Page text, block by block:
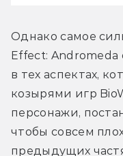
Однако самое
Effect: Andromeda
в тех аспектах,
козырями игр
персонажи,
чтобы совсем
предыдущих